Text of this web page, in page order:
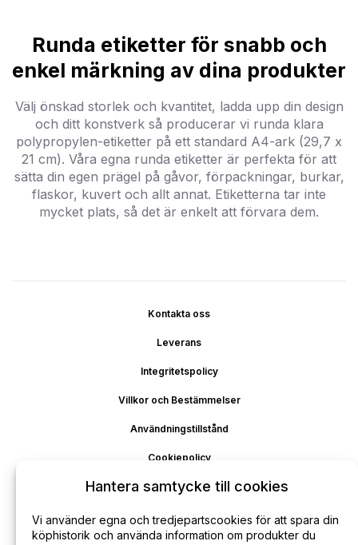
Runda etiketter för snabb och
enkel märkning av dina produkter
Välj önskad storlek och kvantitet, ladda upp din design
och ditt konstverk så producerar vi runda klara
polypropylen-etiketter på ett standard A4-ark (29,7 x
21 cm). Våra egna runda etiketter är perfekta för att
sätta din egen prägel på gåvor, förpackningar, burkar,
flaskor, kuvert och allt annat. Etiketterna tar inte
mycket plats, så det är enkelt att förvara dem.
Kontakta oss
Leverans
Integritetspolicy
Villkor och Bestämmelser
Användningstillstånd
Cookiepolicy
Ansvarsfriskrivning
Återbetalning
Hantera samtycke till cookies
Vi använder egna och tredjepartscookies för att spara din
köphistorik och använda information om produkter du